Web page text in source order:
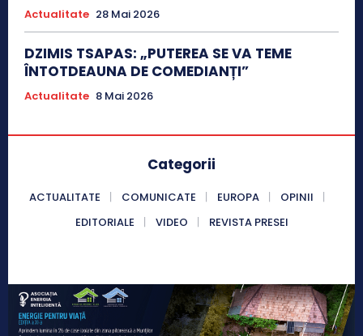
Actualitate 28 Mai 2026
DZIMIS TSAPAS: „PUTEREA SE VA TEME
ÎNTOTDEAUNA DE COMEDIANȚI”
Actualitate 8 Mai 2026
Categorii
ACTUALITATE COMUNICATE EUROPA
OPINII
EDITORIALE
VIDEO REVISTA PRESEI